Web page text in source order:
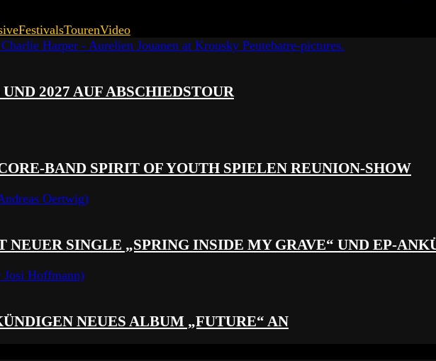
FestivalsTourenVideo
2027 AUF ABSCHIEDSTOUR
BAND SPIRIT OF YOUTH SPIELEN REUNION-SHOW
NEUER SINGLE „SPRING INSIDE MY GRAVE“ UND EP-
NEUES ALBUM „FUTURE“ AN